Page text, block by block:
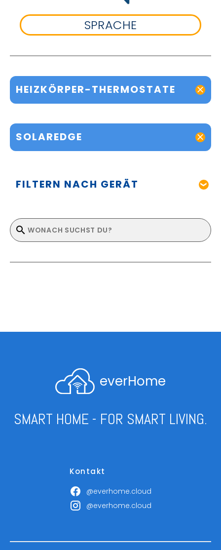
SPRACHE
HEIZKÖRPER-THERMOSTATE
SOLAREDGE
FILTERN NACH GERÄT
everHome
SMART HOME - FOR SMART LIVING.
Kontakt
@everhome.cloud
@everhome.cloud